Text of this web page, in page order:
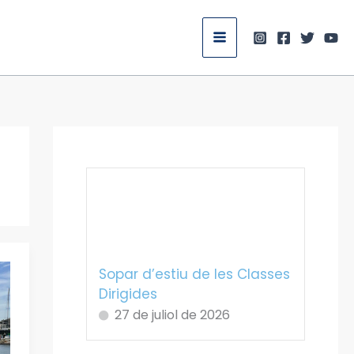
Sopar d’estiu de les Classes
Dirigides
27 de juliol de 2026